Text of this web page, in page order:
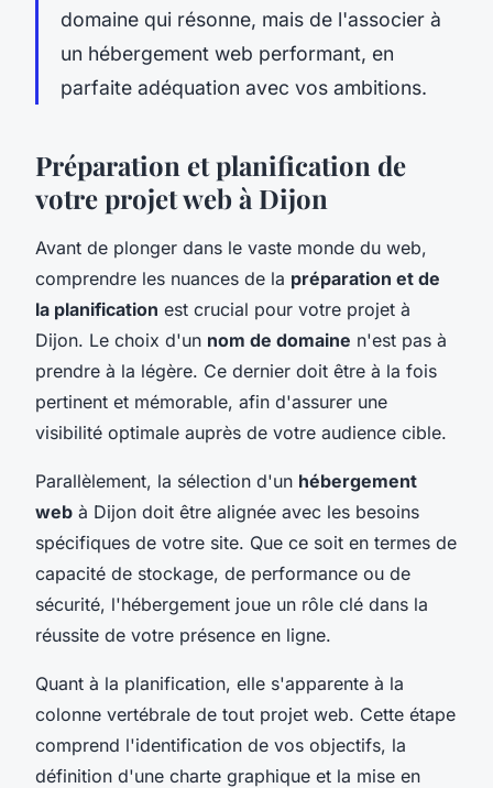
domaine qui résonne, mais de l'associer à
un hébergement web performant, en
parfaite adéquation avec vos ambitions.
Préparation et planification de
votre projet web à Dijon
Avant de plonger dans le vaste monde du web,
comprendre les nuances de la préparation et de
la planification est crucial pour votre projet à
Dijon. Le choix d'un nom de domaine n'est pas à
prendre à la légère. Ce dernier doit être à la fois
pertinent et mémorable, afin d'assurer une
visibilité optimale auprès de votre audience cible.
Parallèlement, la sélection d'un hébergement
web à Dijon doit être alignée avec les besoins
spécifiques de votre site. Que ce soit en termes de
capacité de stockage, de performance ou de
sécurité, l'hébergement joue un rôle clé dans la
réussite de votre présence en ligne.
Quant à la planification, elle s'apparente à la
colonne vertébrale de tout projet web. Cette étape
comprend l'identification de vos objectifs, la
définition d'une charte graphique et la mise en